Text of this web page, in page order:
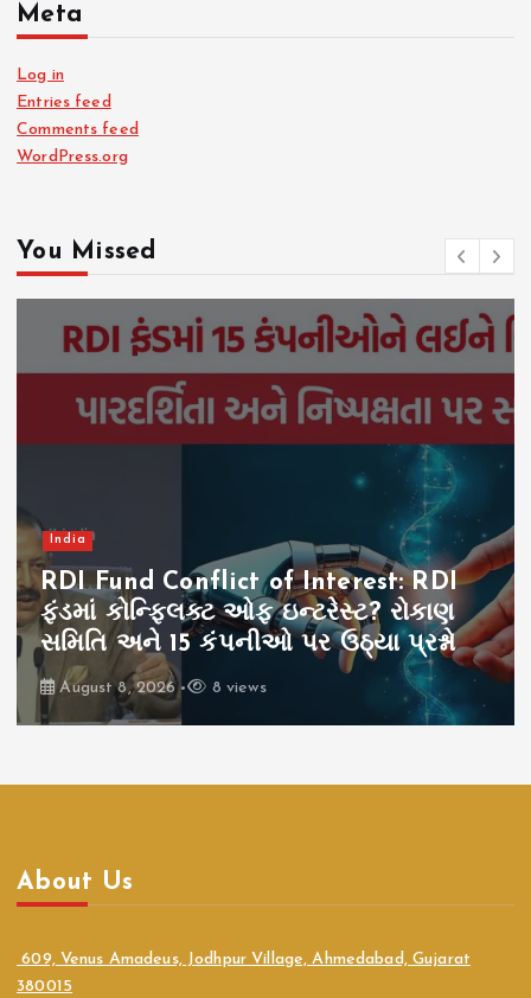
Meta
Log in
Entries feed
Comments feed
WordPress.org
You Missed
India
RDI Fund Conflict of Interest: RDI
ફંડમાં કોન્ફ્લિક્ટ ઓફ ઇન્ટરેસ્ટ? રોકાણ
સમિતિ અને 15 કંપનીઓ પર ઉઠ્યા પ્રશ્નો
August 8, 2026 8 views
About Us
609, Venus Amadeus, Jodhpur Village, Ahmedabad, Gujarat
380015